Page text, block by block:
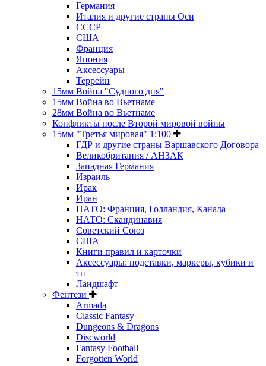
Германия
Италия и другие страны Оси
СССР
США
Франция
Япония
Аксессуары
Террейн
15мм Война "Судного дня"
15мм Война во Вьетнаме
28мм Война во Вьетнаме
Конфликты после Второй мировой войны
15мм "Третья мировая" 1:100
ГДР и другие страны Варшавского Договора
Великобритания / АНЗАК
Западная Германия
Израиль
Ирак
Иран
НАТО: Франция, Голландия, Канада
НАТО: Скандинавия
Советский Союз
США
Книги правил и карточки
Аксессуары: подставки, маркеры, кубики и
тп
Ландшафт
Фентези
Armada
Classic Fantasy
Dungeons & Dragons
Discworld
Fantasy Football
Forgotten World